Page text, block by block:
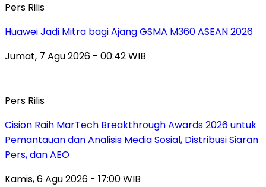
Pers Rilis
Huawei Jadi Mitra bagi Ajang GSMA M360 ASEAN 2026
Jumat, 7 Agu 2026 - 00:42 WIB
Pers Rilis
Cision Raih MarTech Breakthrough Awards 2026 untuk
Pemantauan dan Analisis Media Sosial, Distribusi Siaran
Pers, dan AEO
Kamis, 6 Agu 2026 - 17:00 WIB